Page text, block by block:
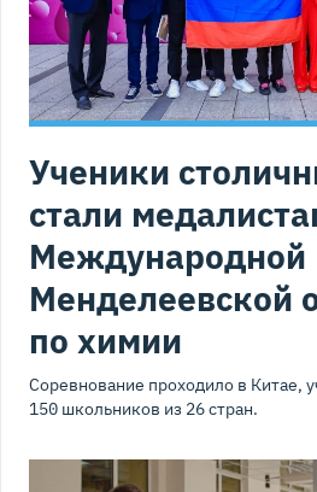
Ученики
стали
Международной
Менделеевской
по химии
Соревнование проходило в Китае,
150 школьников из 26 стран.